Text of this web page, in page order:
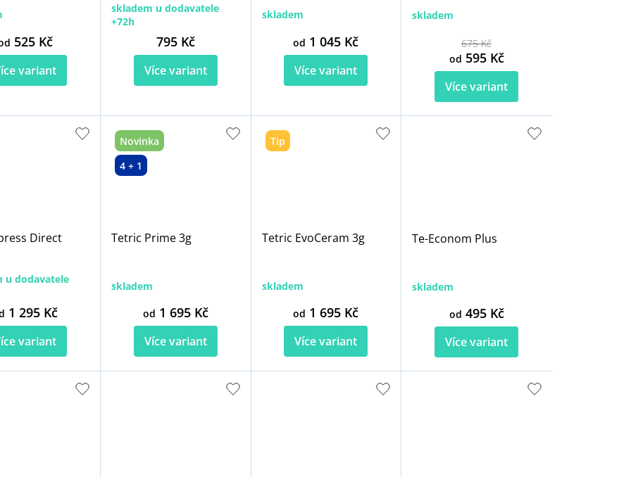
525 Kč
variant
skladem u dodavatele
+72h
795 Kč
Více variant
skladem
od 1 045 Kč
Více variant
skladem
675 Kč
od 595 Kč
Více variant
Direct
u dodavatele
1 295 Kč
variant
Novinka
4 + 1
Tetric Prime 3g
skladem
od 1 695 Kč
Více variant
Tip
Tetric EvoCeram 3g
skladem
od 1 695 Kč
Více variant
Te-Econom Plus
skladem
od 495 Kč
Více variant